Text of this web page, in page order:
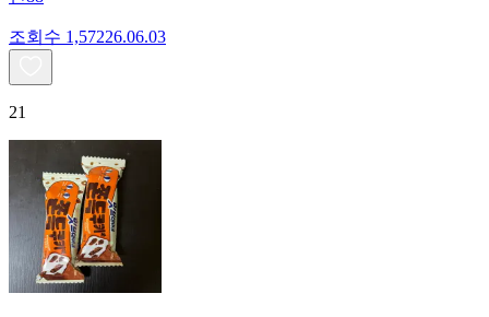
조회수 1,57226.06.03
21